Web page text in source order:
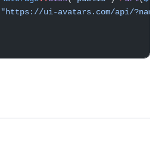
"https://ui-avatars.com/api/?name="